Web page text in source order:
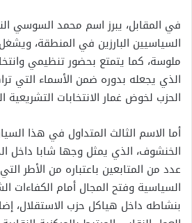
في المقابل، يبرز اسم محمد السوسي
السياسيين البارزين في المنطقة،
ملوسة، كما يتمتع بحضور تنظيمي
الذي يجعله بدوره ضمن الأسماء التي
الحزب لخوض غمار الانتخابات التشريعية
أما الاسم الثالث المتداول في هذا
الخنشوف، الذي يمثل وجها شابا داخل
عدد من المتابعين باعتباره من الأطر
السياسية وفتح المجال أمام الكفاءات
بنشاطه داخل هياكل حزب الاستقلال،